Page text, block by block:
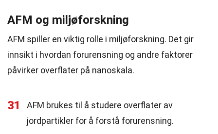
AFM og miljøforskning
AFM spiller en viktig rolle i miljøforskning. Det gir
innsikt i hvordan forurensning og andre faktorer
påvirker overflater på nanoskala.
31
AFM brukes til å studere overflater av
jordpartikler for å forstå forurensning.